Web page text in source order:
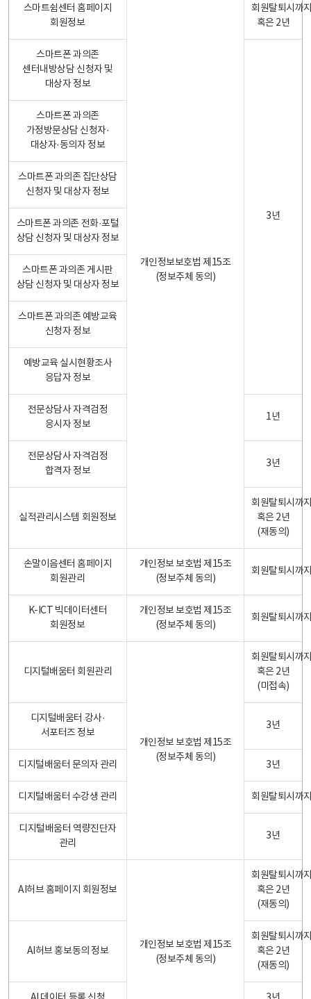
스마트쉼센터 홈페이지
회원정보
개인정보보호법 제15조
(정보주체 동의)
회원탈퇴시까
혹은 2년
스마트폰 과의존
센터내방상담 신청자 및
대상자 정보
3년
스마트폰 과의존
가정방문상담 신청자·
대상자·동의자 정보
스마트폰 과의존 집단상담
신청자 및 대상자 정보
스마트폰 과의존 전화·포털
상담 신청자 및 대상자 정보
스마트폰 과의존 게시판
상담 신청자 및 대상자 정보
스마트폰 과의존 예방교육
신청자 정보
예방교육 실시현황조사
응답자 정보
전문상담사 자격검정
응시자 정보
1년
전문상담사 자격검정
합격자 정보
3년
실적관리시스템 회원정보
회원탈퇴시까
혹은 2년
(재동의)
손말이음센터 홈페이지
회원관리
개인정보 보호법 제15조
(정보주체 동의)
회원탈퇴시까
K-ICT 빅데이터센터
회원정보
개인정보 보호법 제15조
(정보주체 동의)
회원탈퇴시까
디지털배움터 회원관리
개인정보 보호법 제15조
(정보주체 동의)
회원탈퇴시까
혹은 2년
(미접속)
디지털배움터 강사·
서포터즈 정보
3년
디지털배움터 문의자 관리 3년
디지털배움터 수강생 관리 회원탈퇴시까
디지털배움터 역량진단자
관리
3년
AI허브 홈페이지 회원정보
개인정보 보호법 제15조
(정보주체 동의)
회원탈퇴시까
혹은 2년
(재동의)
AI허브 홍보동의 정보
회원탈퇴시까
혹은 2년
(재동의)